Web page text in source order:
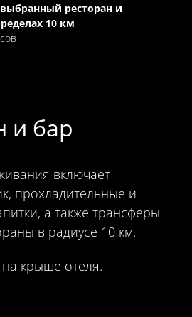
ресторан и
10 км
и бар
включает
прохладительные и
а также трансферы
в радиусе 10 км.
крыше отеля.